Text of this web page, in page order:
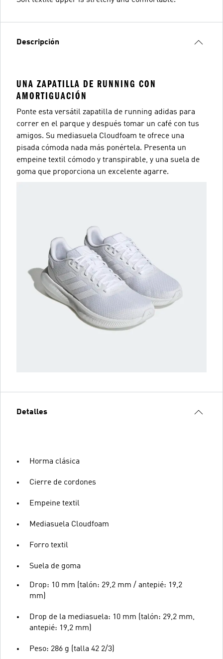
Descripción
UNA ZAPATILLA DE RUNNING CON
AMORTIGUACIÓN
Ponte esta versátil zapatilla de running adidas para
correr en el parque y después tomar un café con tus
amigos. Su mediasuela Cloudfoam te ofrece una
pisada cómoda nada más ponértela. Presenta un
empeine textil cómodo y transpirable, y una suela de
goma que proporciona un excelente agarre.
Detalles
Horma clásica
Cierre de cordones
Empeine textil
Mediasuela Cloudfoam
Forro textil
Suela de goma
Drop: 10 mm (talón: 29,2 mm / antepié: 19,2
mm)
Drop de la mediasuela: 10 mm (talón: 29,2 mm,
antepié: 19,2 mm)
Peso: 286 g (talla 42 2/3)